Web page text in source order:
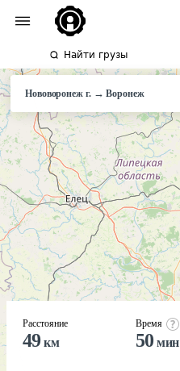
Найти грузы
Нововоронеж г.→Воронеж
Расстояние
49км
Время
50 мин